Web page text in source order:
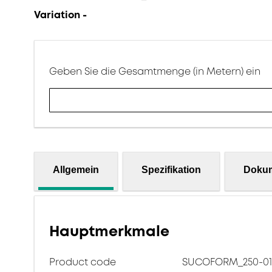
Variation -
Geben Sie die Gesamtmenge (in Metern) ein
Allgemein Spezifikation
Hauptmerkmale
Product code SUCOFORM_250-01